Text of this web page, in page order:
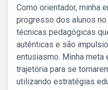
Como orientador, minha
progresso dos alunos
técnicas pedagógicas
autênticas e são
entusiasmo. Minha meta
trajetória para se
utilizando estratégias